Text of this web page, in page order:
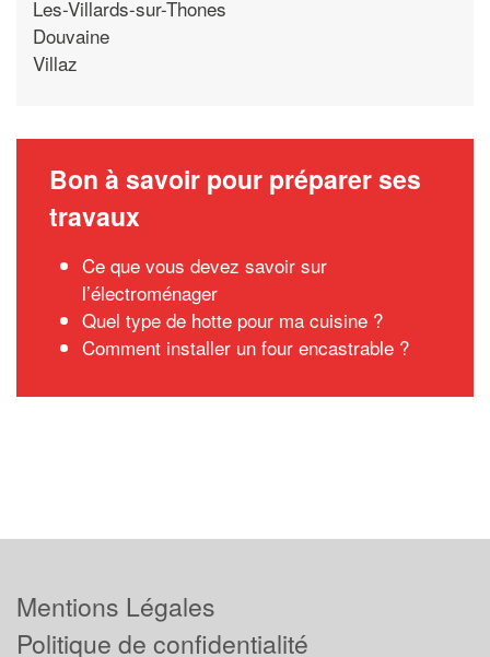
Les-Villards-sur-Thones
Douvaine
Villaz
Bon à savoir pour préparer ses
travaux
Ce que vous devez savoir sur
l’électroménager
Quel type de hotte pour ma cuisine ?
Comment installer un four encastrable ?
Mentions Légales
Politique de confidentialité